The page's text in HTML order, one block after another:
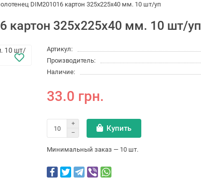
DIM201016 картон 325х225х40 мм. 10 шт/уп
картон 325х225х40 мм. 10 шт/уп
Артикул:
Производитель:
Наличие:
33.0 грн.
Купить
Минимальный заказ — 10 шт.